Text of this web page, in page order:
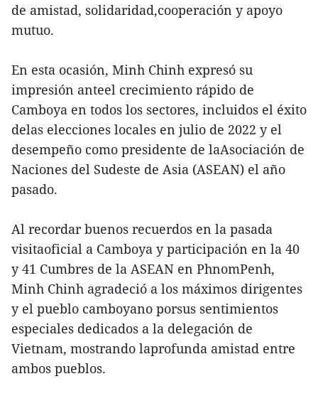
de amistad, solidaridad,cooperación y apoyo
mutuo.
En esta ocasión, Minh Chinh expresó su
impresión anteel crecimiento rápido de
Camboya en todos los sectores, incluidos el éxito
delas elecciones locales en julio de 2022 y el
desempeño como presidente de laAsociación de
Naciones del Sudeste de Asia (ASEAN) el año
pasado.
Al recordar buenos recuerdos en la pasada
visitaoficial a Camboya y participación en la 40
y 41 Cumbres de la ASEAN en PhnomPenh,
Minh Chinh agradeció a los máximos dirigentes
y el pueblo camboyano porsus sentimientos
especiales dedicados a la delegación de
Vietnam, mostrando laprofunda amistad entre
ambos pueblos.